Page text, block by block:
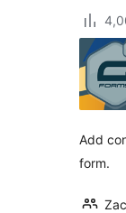
Add
form.